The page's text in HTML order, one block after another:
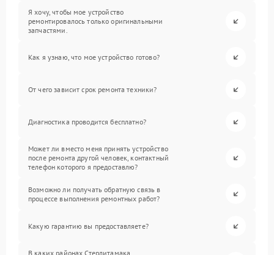
Я хочу, чтобы мое устройство
ремонтировалось только оригинальными
запчастями.
Как я узнаю, что мое устройство готово?
От чего зависит срок ремонта техники?
Диагностика проводится бесплатно?
Может ли вместо меня принять устройство
после ремонта другой человек, контактный
телефон которого я предоставлю?
Возможно ли получать обратную связь в
процессе выполнения ремонтных работ?
Какую гарантию вы предоставляете?
В каких районах Стерлитамака